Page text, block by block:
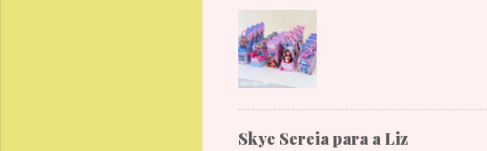
Skye Sereia para a Liz